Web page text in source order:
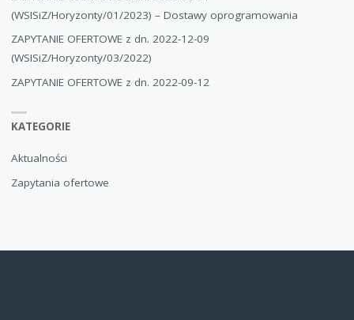
(WSISiZ/Horyzonty/01/2023) – Dostawy oprogramowania
ZAPYTANIE OFERTOWE z dn. 2022-12-09
(WSISiZ/Horyzonty/03/2022)
ZAPYTANIE OFERTOWE z dn. 2022-09-12
KATEGORIE
Aktualności
Zapytania ofertowe